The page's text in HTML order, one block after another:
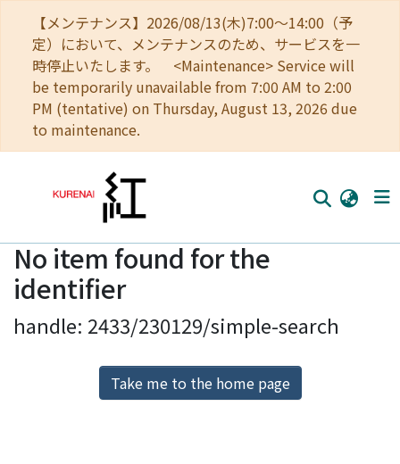
【メンテナンス】2026/08/13(木)7:00～14:00（予
定）において、メンテナンスのため、サービスを一
時停止いたします。 <Maintenance> Service will
be temporarily unavailable from 7:00 AM to 2:00
PM (tentative) on Thursday, August 13, 2026 due
to maintenance.
Home
Communities
Browse
Download Ranking
No item found for the
identifier
handle: 2433/230129/simple-search
Take me to the home page